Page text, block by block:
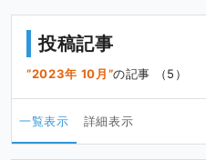
投稿記事
2023年 10月 の記事 （5）
一覧表示 詳細表示